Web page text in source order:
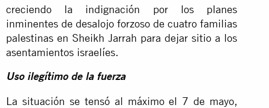
creciendo la indignación por los planes
inminentes de desalojo forzoso de cuatro familias
palestinas en Sheikh Jarrah para dejar sitio a los
asentamientos israelíes.
Uso ilegítimo de la fuerza
La situación se tensó al máximo el 7 de mayo,